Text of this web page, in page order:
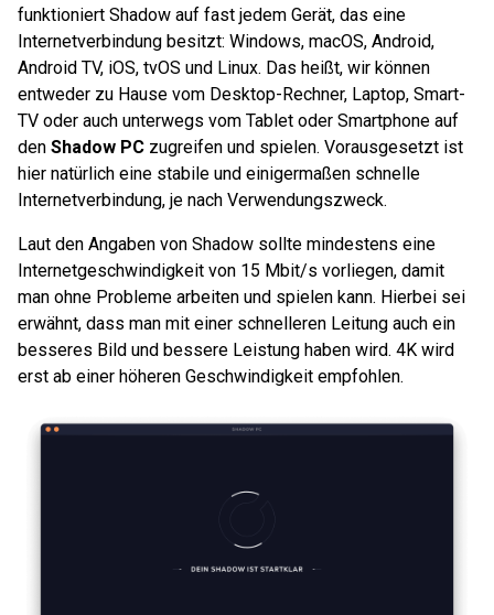
funktioniert Shadow auf fast jedem Gerät, das eine
Internetverbindung besitzt: Windows, macOS, Android,
Android TV, iOS, tvOS und Linux. Das heißt, wir können
entweder zu Hause vom Desktop-Rechner, Laptop, Smart-
TV oder auch unterwegs vom Tablet oder Smartphone auf
den Shadow PC zugreifen und spielen. Vorausgesetzt ist
hier natürlich eine stabile und einigermaßen schnelle
Internetverbindung, je nach Verwendungszweck.
Laut den Angaben von Shadow sollte mindestens eine
Internetgeschwindigkeit von 15 Mbit/s vorliegen, damit
man ohne Probleme arbeiten und spielen kann. Hierbei sei
erwähnt, dass man mit einer schnelleren Leitung auch ein
besseres Bild und bessere Leistung haben wird. 4K wird
erst ab einer höheren Geschwindigkeit empfohlen.